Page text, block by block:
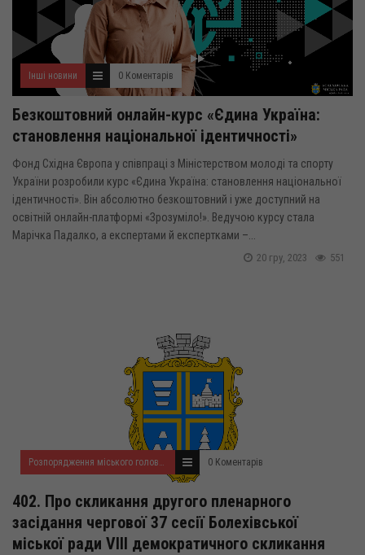
Інші новини 0 Коментарів
Безкоштовний онлайн-курс «Єдина Україна:
становлення національної ідентичності»
Фонд Східна Європа у співпраці з Міністерством молоді та спорту
України розробили курс «Єдина Україна: становлення національної
ідентичності». Він абсолютно безкоштовний і уже доступний на
освітній онлайн-платформі «Зрозуміло!». Ведучою курсу стала
Марічка Падалко, а експертами й експертками –...
551
20 гру, 2023
Розпорядження міського голови за 2023 рік 0 Коментарів
402. Про скликання другого пленарного
засідання чергової 37 сесії Болехівської
міської ради VІІI демократичного скликання